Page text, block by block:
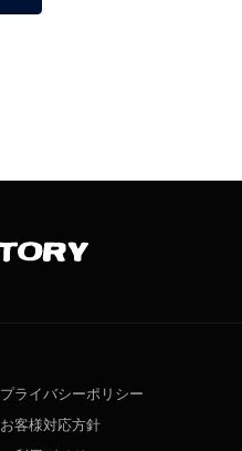
プライバシーポリシー
お客様対応方針